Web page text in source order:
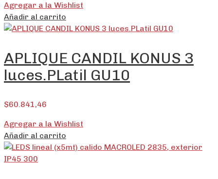
Agregar a la Wishlist
Añadir al carrito
APLIQUE CANDIL KONUS 3
luces.PLatil GU10
$60.841,46
Agregar a la Wishlist
Añadir al carrito